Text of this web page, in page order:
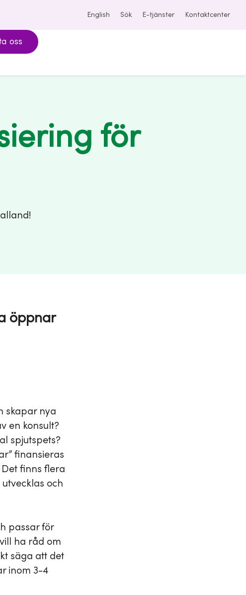
English Sök E-tjänster Kontaktcenter
oss
för
öppnar
skapar nya
en konsult?
spjutspets?
finansieras
finns flera
och
passar för
ha råd om
säga att det
inom 3-4